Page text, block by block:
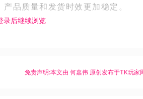
品质量和发货时效更加稳定。
录后继续浏览
免责声明:本文由 何嘉伟 原创发布于TK玩家